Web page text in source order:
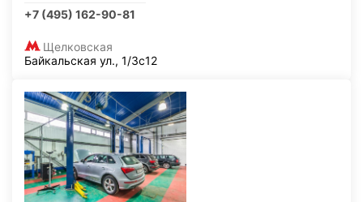
+7 (495) 162-90-81
Щелковская
Байкальская ул., 1/3с12